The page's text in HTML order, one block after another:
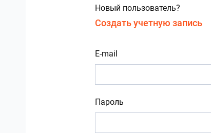
Новый пользователь?
Создать учетную запись
E-mail
Пароль